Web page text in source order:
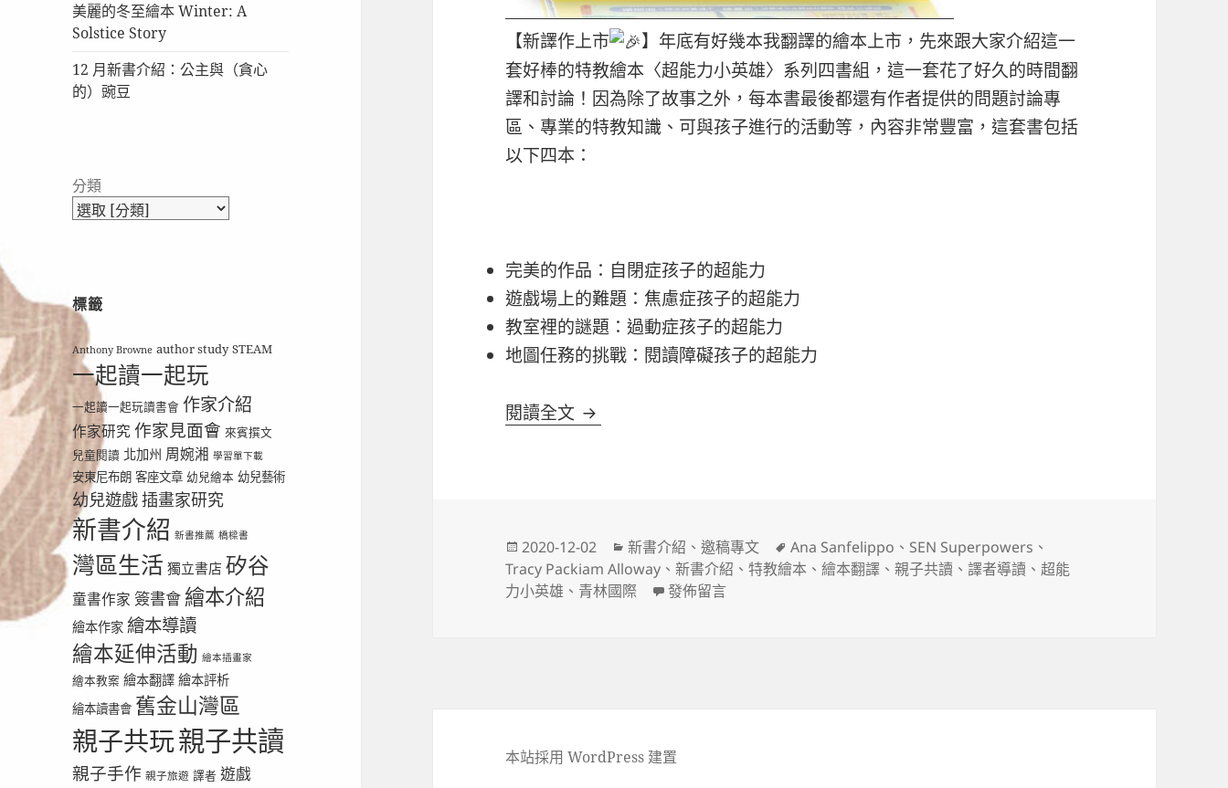
美麗的冬至繪本 Winter: A
Solstice Story
12 月新書介紹：公主與（貪心
的）豌豆
分類
標籤
Anthony Browne author study STEAM
一起讀一起玩
一起讀一起玩讀書會 作家介紹
作家研究 作家見面會 來賓撰文
兒童閱讀 北加州 周婉湘 學習單下載
安東尼布朗 客座文章 幼兒繪本 幼兒藝術
幼兒遊戲插畫家研究
新書介紹 新書推薦 橋樑書
灣區生活 獨立書店 矽谷
童書作家 簽書會 繪本介紹
繪本作家 繪本導讀
繪本延伸活動 繪本插畫家
繪本教案 繪本翻譯 繪本評析
繪本讀書會 舊金山灣區
親子共玩親子共讀
親子手作 親子旅遊 譯者 遊戲
【新譯作上市
】年底有好幾本我翻譯的繪本上市，先來跟大家介紹這一
套好棒的特教繪本〈超能力小英雄〉系列四書組，這一套花了好久的時間翻
譯和討論！因為除了故事之外，每本書最後都還有作者提供的問題討論專
區、專業的特教知識、可與孩子進行的活動等，內容非常豐富，這套書包括
以下四本：
完美的作品：自閉症孩子的超能力
遊戲場上的難題：焦慮症孩子的超能力
教室裡的謎題：過動症孩子的超能力
地圖任務的挑戰：閱讀障礙孩子的超能力
閱讀全文 新譯作上市:《超能力小英雄》系列四書組
發
佈
日
2020-12-02
分
類
新書介紹 、邀稿專文
標
籤
Ana Sanfelippo 、 SEN Superpowers 、
Tracy Packiam Alloway 、新書介紹 、特教繪本 、繪本翻譯 、親子共讀 、譯者導讀 、 超能
力小英雄 、 青林國際 在〈新譯作上市:《超能力小英雄》系列四書組〉
發佈留言
本站採用 WordPress 建置